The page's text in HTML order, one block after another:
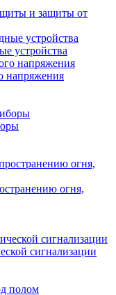
и защиты от
устройства
напряжения
огня,
сигнализации